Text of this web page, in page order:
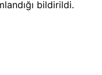
bildirildi.